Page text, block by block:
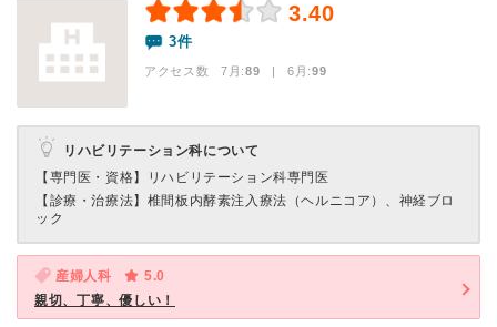
3.40
3件
アクセス数 7月:89 | 6月:99
リハビリテーション科について
【専門医・資格】
リハビリテーション科専門医
【診療・治療法】 椎間板内酵素注入療法（ヘルニコア）、神経ブロ
ック
産婦人科
5.0
親切、丁寧、優しい！